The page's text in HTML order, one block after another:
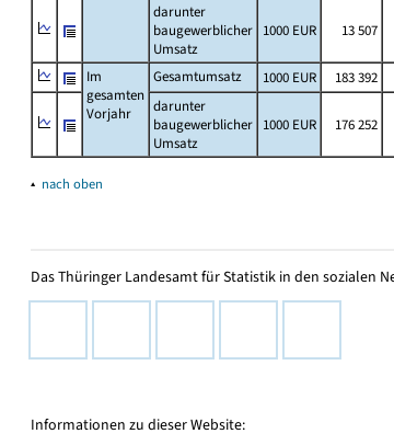
darunter
baugewerblicher
Umsatz
1000 EUR 13 507
Im
gesamten
Vorjahr
Gesamtumsatz 1000 EUR 183 392
darunter
baugewerblicher
Umsatz
1000 EUR 176 252
▴ nach oben
Das Thüringer Landesamt für Statistik in den sozialen
Informationen zu dieser Website: